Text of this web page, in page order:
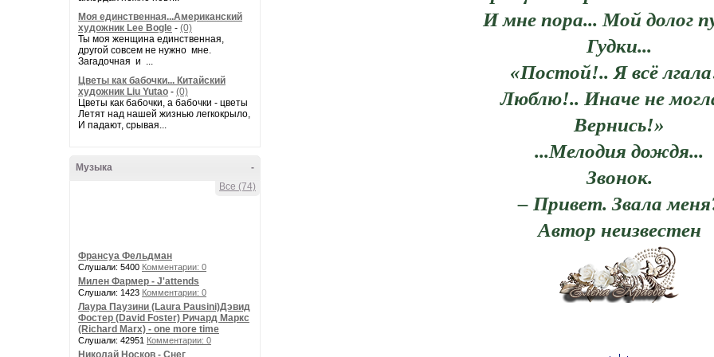
Моя единственная...Американский
художник Lee Bogle - (0)
Ты моя женщина единственная,
другой совсем не нужно мне.
Загадочная и ...
Цветы как бабочки... Китайский
художник Liu Yutao - (0)
Цветы как бабочки, а бабочки - цветы
Летят над нашей жизнью легкокрыло,
И падают, срывая...
-
Музыка
Все (74)
Франсуа Фельдман
Слушали: 5400 Комментарии: 0
Милен Фармер - J'attends
Слушали: 1423 Комментарии: 0
Лаура Паузини (Laura Pausini)Дэвид
Фостер (David Foster) Ричард Маркс
(Richard Marx) - one more time
Слушали: 42951 Комментарии: 0
Николай Носков - Снег
И мне пора... Мой долог
Гудки...
«Постой!.. Я всё
Люблю!.. Иначе не
Вернись!»
...Мелодия дождя...
Звонок.
– Привет. Звала
Автор неизвестен